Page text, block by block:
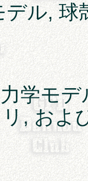
デル, 球
学モ
, およ